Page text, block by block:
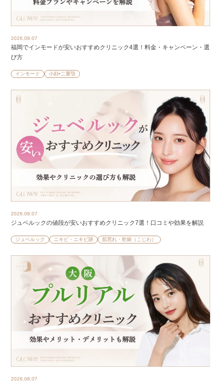
2026.08.07
福岡でインモードが安いおすすめクリニック4選！料金・キャンペーン・選
び方
インモード 小顔•二重顎
2026.08.07
ジュベルックの値段が安いおすすめクリニック7選！口コミや効果を解説
ジュベルック ニキビ・ニキビ跡 肌荒れ・乾燥（こじわ）
2026.08.07